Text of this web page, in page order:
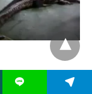
में किया जाता
L